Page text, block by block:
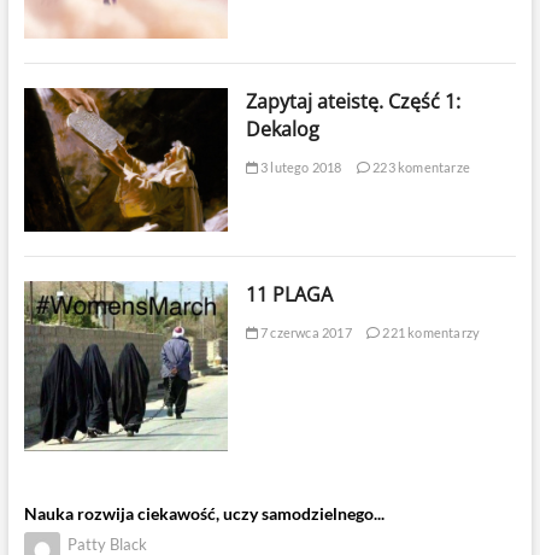
Zapytaj ateistę. Część 1:
Dekalog
3 lutego 2018 223 komentarze
11 PLAGA
7 czerwca 2017 221 komentarzy
Nauka rozwija ciekawość, uczy samodzielnego...
Patty Black